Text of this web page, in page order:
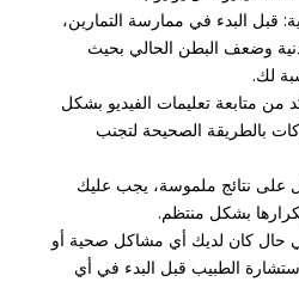
قبل البدء في ممارسة التمارين،
وضعف البطن الحالي بحيث
لك.
من متابعة تعليمات الفيديو بشكل
بالطريقة الصحيحة لتجنب
على نتائج ملموسة، يجب عليك
بشكل منتظم.
حال كان لديك أي مشاكل صحية أو
الطبيب قبل البدء في أي